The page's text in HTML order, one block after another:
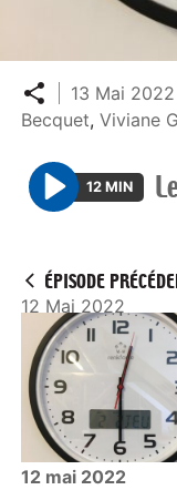
Partager
13 Mai
Becquet,Viviane
P
y
12 MIN
ÉPISODE
12 Mai 2022
12 mai 2022